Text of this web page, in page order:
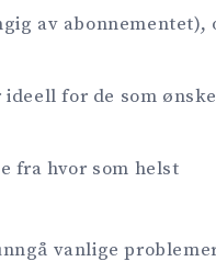
av
ideell for de som
fra hvor som helst
vanlige